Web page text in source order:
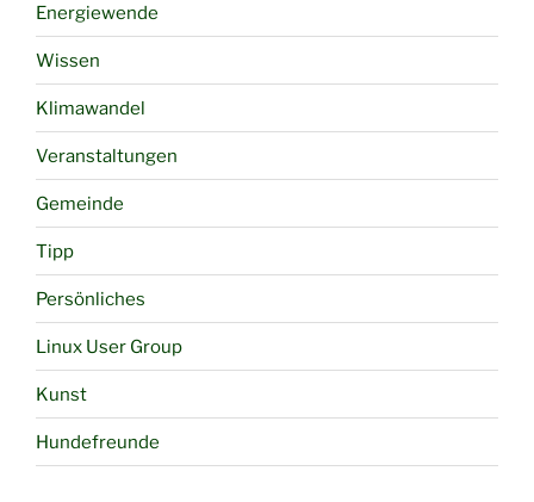
Energiewende
Wissen
Klimawandel
Veranstaltungen
Gemeinde
Tipp
Persönliches
Linux User Group
Kunst
Hundefreunde